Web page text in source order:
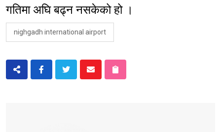
गतिमा अघि बढ्न नसकेको हो ।
nighgadh international airport